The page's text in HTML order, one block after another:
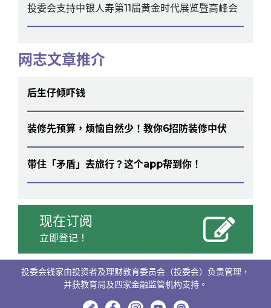
投委会支持中银人寿第11届黄金时代展览暨高峰会
网志文章推介
后生仔倾吓钱
装修先预算，烦恼自然少！教你6招防装修中伏
带住「矛盾」去旅行？这个app帮到你！
现在订阅
立即登记！
投委会钱家由投资者及理财教育委员会（投委会）负责管理，
并获教育局及四家金融监管机构支持。